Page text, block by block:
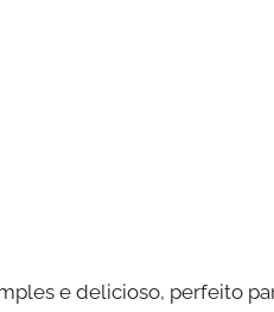
e delicioso, perfeito